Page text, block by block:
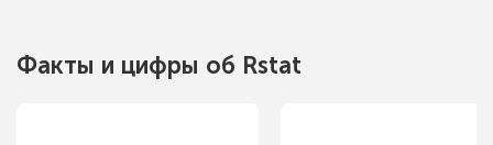
Факты и цифры об Rstat